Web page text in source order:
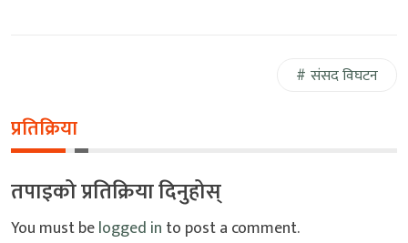
संसद विघटन
प्रतिक्रिया
तपाइको प्रतिक्रिया दिनुहोस्
You must belogged in to post a comment.